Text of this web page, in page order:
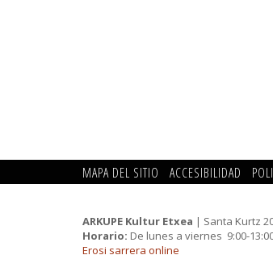
MAPA DEL SITIO ACCESIBILIDAD
ARKUPE Kultur Etxea | Santa Kurtz
Horario: De lunes a viernes 9:00-
Erosi sarrera online